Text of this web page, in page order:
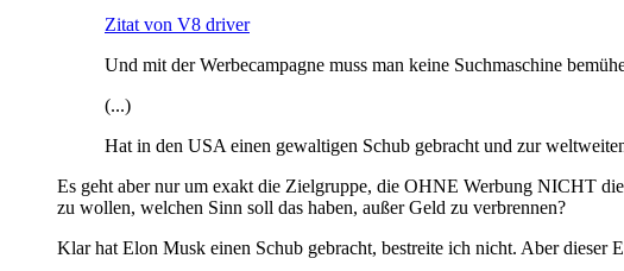
Zitat von V8 driver
Und mit der Werbecampagne muss man keine Suchmaschine
(...)
Hat in den USA einen gewaltigen Schub gebracht und zur
Es geht aber nur um exakt die Zielgruppe, die OHNE Werbung NICHT
zu wollen, welchen Sinn soll das haben, außer Geld zu verbrennen?
Klar hat Elon Musk einen Schub gebracht, bestreite ich nicht. Aber